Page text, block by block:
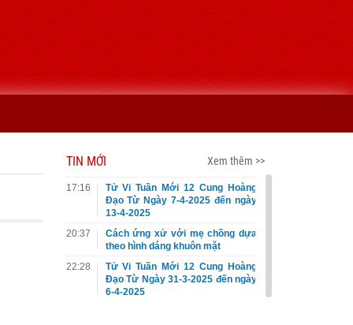
TIN MỚI Xem thêm >>
17:16
Tử Vi Tuần Mới 12 Cung Hoàng
Đạo Từ Ngày 7-4-2025 đến ngày
13-4-2025
20:37
Cách ứng xử với mẹ chồng dựa
theo hình dáng khuôn mặt
22:28
Tử Vi Tuần Mới 12 Cung Hoàng
Đạo Từ Ngày 31-3-2025 đến ngày
6-4-2025